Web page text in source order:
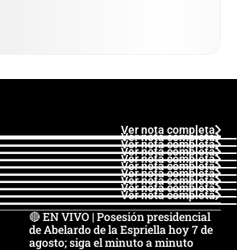
Ver nota completa
Ver nota completa
Ver nota completa
Ver nota completa
Ver nota completa
Ver nota completa
Ver nota completa
Ver nota completa
Ver nota completa
Ver nota completa
🔴 EN VIVO | Posesión presidencial
de Abelardo de la Espriella hoy 7 de
agosto; siga el minuto a minuto